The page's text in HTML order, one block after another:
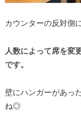
カウンターの反対側
人数によって席を変
です。
壁にハンガーがあっ
ね◎